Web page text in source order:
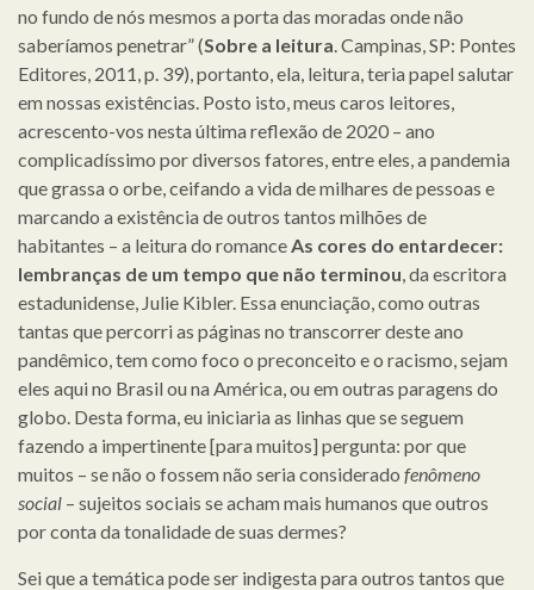
no fundo de nós mesmos a porta das moradas onde não
saberíamos penetrar” (Sobre a leitura . Campinas, SP: Pontes
Editores, 2011, p. 39), portanto, ela, leitura, teria papel salutar
em nossas existências. Posto isto, meus caros leitores,
acrescento-vos nesta última reflexão de 2020 – ano
complicadíssimo por diversos fatores, entre eles, a pandemia
que grassa o orbe, ceifando a vida de milhares de pessoas e
marcando a existência de outros tantos milhões de
habitantes – a leitura do romance As cores do entardecer:
lembranças de um tempo que não terminou , da escritora
estadunidense, Julie Kibler. Essa enunciação, como outras
tantas que percorri as páginas no transcorrer deste ano
pandêmico, tem como foco o preconceito e o racismo, sejam
eles aqui no Brasil ou na América, ou em outras paragens do
globo. Desta forma, eu iniciaria as linhas que se seguem
fazendo a impertinente [para muitos] pergunta: por que
muitos – se não o fossem não seria considerado fenômeno
social – sujeitos sociais se acham mais humanos que outros
por conta da tonalidade de suas dermes?
Sei que a temática pode ser indigesta para outros tantos que